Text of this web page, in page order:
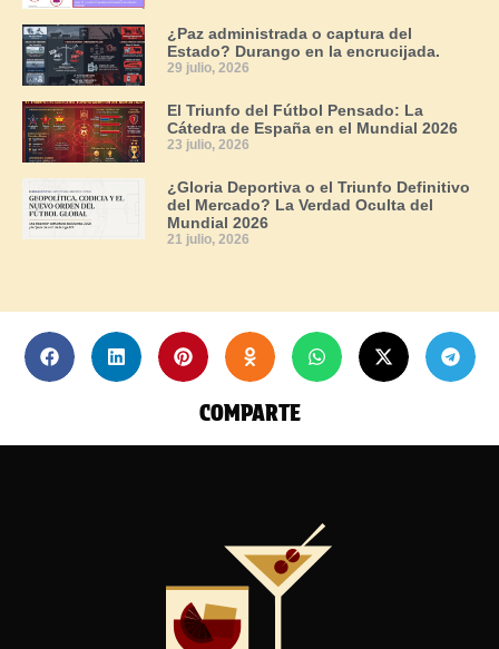
¿Paz administrada o captura del
Estado? Durango en la encrucijada.
29 julio, 2026
El Triunfo del Fútbol Pensado: La
Cátedra de España en el Mundial 2026
23 julio, 2026
¿Gloria Deportiva o el Triunfo Definitivo
del Mercado? La Verdad Oculta del
Mundial 2026
21 julio, 2026
COMPARTE